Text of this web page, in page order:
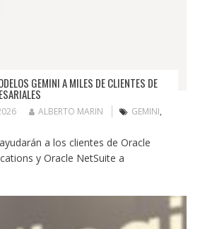
GEMINI A MILES DE CLIENTES DE
ALBERTO MARIN GEMINI,
a los clientes de Oracle
y Oracle NetSuite a